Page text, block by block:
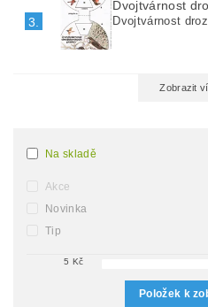
3.
Dvojtvárnost
Dvojtvárnost
Zobrazit
Na skladě
Akce
Novinka
Tip
5 Kč
Položek k